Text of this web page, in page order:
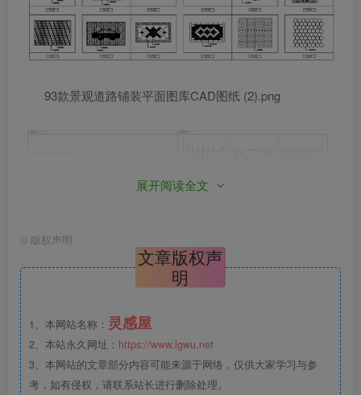
93款景观道路铺装平面图库CAD图纸 (2).png
93款景观道路铺装平面图库CAD图纸 (3).png
展开阅读全文
© 版权声明
文章版权声
明
1、本网站名称： 灵感屋
2、本站永久网址： https://www.lgwu.net
3、本网站的文章部分内容可能来源于网络，仅供大家学习与参
考，如有侵权，请联系站长进行删除处理。